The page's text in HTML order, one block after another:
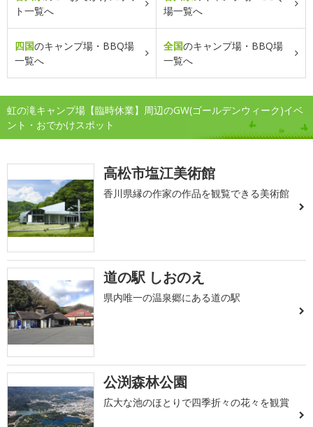
ト一覧へ
場一覧へ
四国のキャンプ場・BBQ場
一覧へ
全国のキャンプ場・BBQ場
一覧へ
虹の滝キャンプ場【臨時休業】周辺のGW(ゴールデンウィーク)イベ
ント・おでかけスポット
高松市塩江美術館
香川県縁の作家の作品を観覧できる美術館
道の駅 しおのえ
県内唯一の温泉郷にある道の駅
公渕森林公園
広大な池のほとりで四季折々の花々を観賞